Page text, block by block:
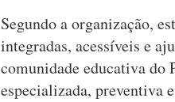
Segundo a organização,
integradas, acessíveis e
comunidade educativa do
especializada, preventiva